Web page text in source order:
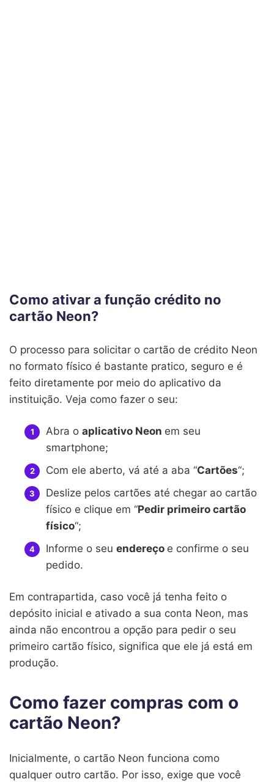
Como ativar a função crédito no
cartão Neon?
O processo para solicitar o cartão de crédito Neon
no formato físico é bastante pratico, seguro e é
feito diretamente por meio do aplicativo da
instituição. Veja como fazer o seu:
Abra o aplicativo Neon em seu
smartphone;
Com ele aberto, vá até a aba “Cartões“;
Deslize pelos cartões até chegar ao cartão
físico e clique em “Pedir primeiro cartão
físico“;
Informe o seu endereço e confirme o seu
pedido.
Em contrapartida, caso você já tenha feito o
depósito inicial e ativado a sua conta Neon, mas
ainda não encontrou a opção para pedir o seu
primeiro cartão físico, significa que ele já está em
produção.
Como fazer compras com o
cartão Neon?
Inicialmente, o cartão Neon funciona como
qualquer outro cartão. Por isso, exige que você